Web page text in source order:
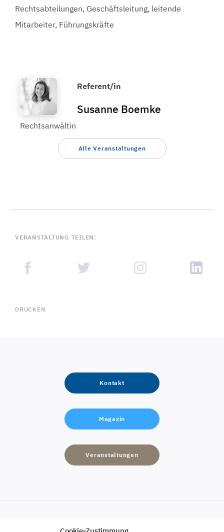
Rechtsabteilungen, Geschäftsleitung, leitende
Mitarbeiter, Führungskräfte
Referent/in
Susanne Boemke
Rechtsanwältin
Alle Veranstaltungen
VERANSTALTUNG TEILEN:
DRUCKEN
Kontakt
Magazin
Veranstaltungen